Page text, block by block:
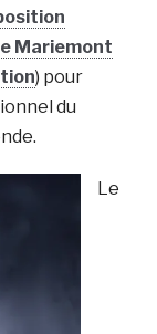
Mariemont
) pour
du
Le